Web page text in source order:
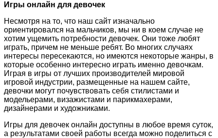
Игры онлайн для девочек
Несмотря на то, что наш сайт изначально
ориентировался на мальчиков, мы ни в коем случае не
хотим ущемить потребности девочек. Они тоже любят
играть, причем не меньше ребят. Во многих случаях
интересы пересекаются, но имеются некоторые жанры, в
которые особенно интересно играть именно девочкам.
Играя в игры от лучших производителей мировой
игровой индустрии, размещенные на нашем сайте,
девочки могут почувствовать себя стилистами и
модельерами, визажистами и парикмахерами,
дизайнерами и художниками.
Игры для девочек онлайн доступны в любое время суток,
а результатами своей работы всегда можно поделиться с